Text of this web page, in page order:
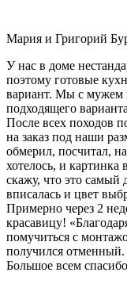
Мария и Григорий
У нас в доме
поэтому готовые
вариант. Мы с мужем
подходящего
После всех походов
на заказ под наши
обмерил, посчитал,
хотелось, и картинка
скажу, что это самый
вписалась и цвет
Примерно через 2
красавицу!
помучиться с
получился отменный.
Большое всем